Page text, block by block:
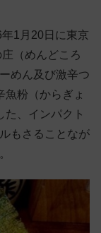
1月20日に東京
（めんどころ
めん及び激辛つ
魚粉（からぎょ
た、インパクト
もさることなが